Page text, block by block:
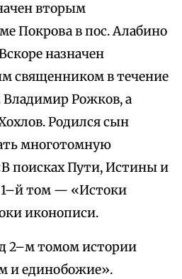
вторым
Покрова в пос. Алабино
назначен
священником в течение
Владимир Рожков, а
Родился сын
многотомную
поисках Пути, Истины и
том — «Истоки
иконописи.
2–м томом истории
и единобожие».